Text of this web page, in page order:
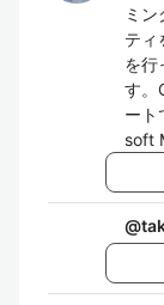
ミ
ティ
を行
す。
ート
soft
@